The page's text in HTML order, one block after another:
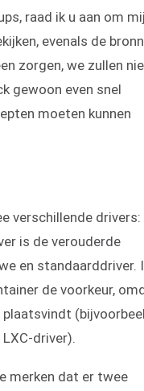
raad ik u aan om
evenals de
zorgen, we zullen
gewoon even snel
moeten kunnen
verschillende drivers:
is de verouderde
en standaarddriver.
de voorkeur,
driver).
merken dat er twee